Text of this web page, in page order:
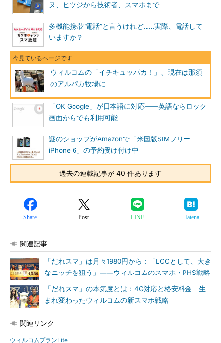
ヌ、ヒツジから技術者、スマホまで
多機能携帯“電話”と言うけれど……実際、電話して
いますか？
ウィルコムの「イチキュッパカ！」、現在は那須
のアルパカ牧場に
「OK Google」が日本語に対応――英語ならロック
画面からでも利用可能
謎のショップがAmazonで「米国版SIMフリー
iPhone 6」の予約受け付け中
過去の連載記事が 40 件あります
Share Post LINE Hatena
関連記事
「だれスマ」は月々1980円から：「LCCとして、大き
なニッチを狙う」――ウィルコムのスマホ・PHS戦略
「だれスマ」の本気度とは：4G対応と格安料金 生
まれ変わったウィルコムの新スマホ戦略
関連リンク
ウィルコムプランLite